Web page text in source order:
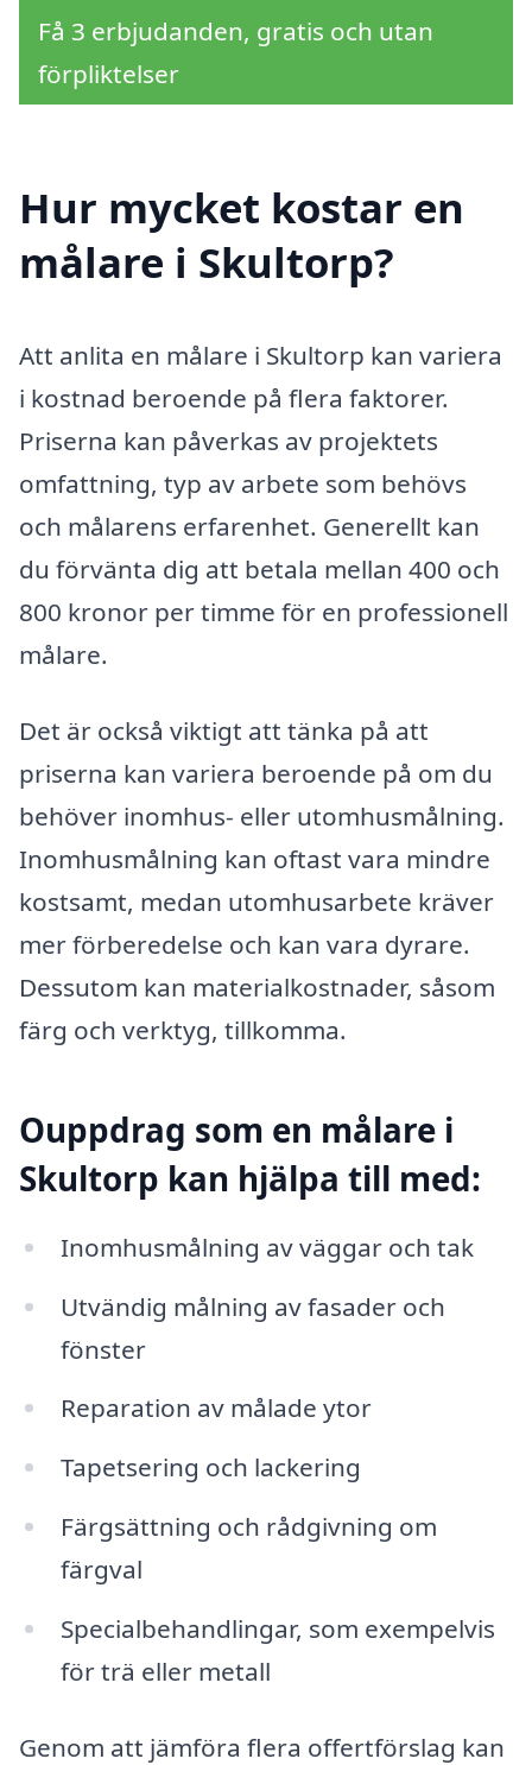
Få 3 erbjudanden, gratis och utan
förpliktelser
Hur mycket kostar en
målare i Skultorp?
Att anlita en målare i Skultorp kan variera
i kostnad beroende på flera faktorer.
Priserna kan påverkas av projektets
omfattning, typ av arbete som behövs
och målarens erfarenhet. Generellt kan
du förvänta dig att betala mellan 400 och
800 kronor per timme för en professionell
målare.
Det är också viktigt att tänka på att
priserna kan variera beroende på om du
behöver inomhus- eller utomhusmålning.
Inomhusmålning kan oftast vara mindre
kostsamt, medan utomhusarbete kräver
mer förberedelse och kan vara dyrare.
Dessutom kan materialkostnader, såsom
färg och verktyg, tillkomma.
Ouppdrag som en målare i
Skultorp kan hjälpa till med:
Inomhusmålning av väggar och tak
Utvändig målning av fasader och
fönster
Reparation av målade ytor
Tapetsering och lackering
Färgsättning och rådgivning om
färgval
Specialbehandlingar, som exempelvis
för trä eller metall
Genom att jämföra flera offertförslag kan